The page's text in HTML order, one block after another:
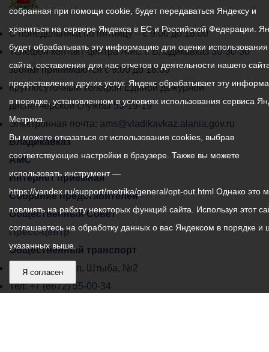
График
работы
администрации
местного
самоуправления
города
Владикавказ:
С понедельника по пятницу – с 9.00 до 18.00
Телефон контакт-центра АМС г. Владикавказ30-30-30
звонки принимаются с 9:00 до 18:00
Круглосуточный телефон Единой дежурной
диспетчерской службы53-19-19
Электронная почта: ams@vladikavkaz.alania.gov.ru
Владикавказ
АМС
Интернет приемная
Собрание представителей
Общественный Совет
Пресс-центр
Общественный транспорт
Владикавказ, пл. Штыба, №2
Тел:+7 (8672) 55-00-34
собранная при помощи cookie, будет передаваться Яндексу и
храниться на сервере Яндекса в ЕС и Российской Федерации.
будет обрабатывать эту информацию для оценки
сайта, составления для нас отчетов о деятельности нашего
предоставления других услуг. Яндекс обрабатывает эту
в порядке, установленном в условиях использования сервиса
Метрика.
Вы можете отказаться от использования cookies, выбрав
соответствующие настройки в браузере. Также вы можете
использовать инструмент —
https://yandex.ru/support/metrika/general/opt-out.html Однако это
повлиять на работу некоторых функций сайта. Используя этот
соглашаетесь на обработку данных о вас Яндексом в порядке и
указанных выше.
Я согласен